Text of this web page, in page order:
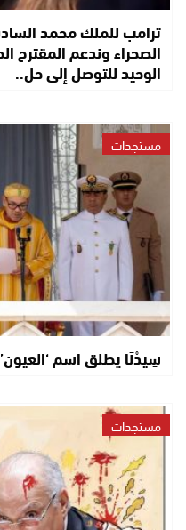
ترامب للملك محمد
الصحراء وندعم المقترح
الوحيد للتوصل إلى حل..
مستجدات
سِيدْنَا يطلق اسم
مستجدات